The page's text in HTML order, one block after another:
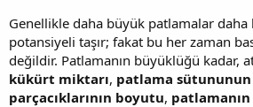
Genellikle daha büyük patlamalar
potansiyeli taşır; fakat bu her zaman
değildir. Patlamanın büyüklüğü kadar,
kükürt miktarı, patlama
parçacıklarının boyutu,